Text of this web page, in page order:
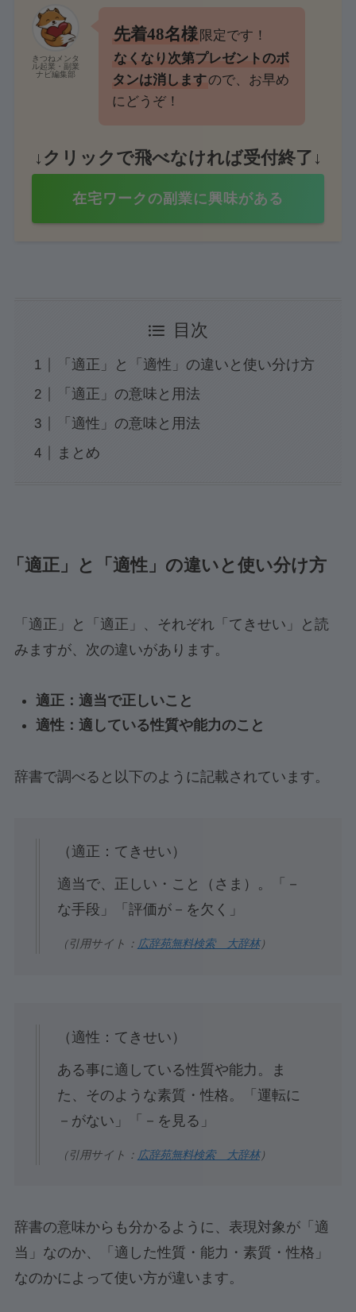
きつねメンタ
ル起業・副業
ナビ編集部
先着48名様 限定です！
なくなり次第プレゼントのボ
タンは消しますので、お早め
にどうぞ！
↓クリックで飛べなければ受付終了↓
在宅ワークの副業に興味がある
目次
「適正」と「適性」の違いと使い分け方
「適正」の意味と用法
「適性」の意味と用法
まとめ
「適正」と「適性」の違いと使い分け方
「適正」と「適正」、それぞれ「てきせい」と読
みますが、次の違いがあります。
適正：適当で正しいこと
適性：適している性質や能力のこと
辞書で調べると以下のように記載されています。
（適正：てきせい）
適当で、正しい・こと（さま）。「－
な手段」「評価が－を欠く」
（引用サイト： 広辞苑無料検索 大辞林）
（適性：てきせい）
ある事に適している性質や能力。ま
た、そのような素質・性格。「運転に
－がない」「－を見る」
（引用サイト： 広辞苑無料検索 大辞林）
辞書の意味からも分かるように、表現対象が「適
当」なのか、「適した性質・能力・素質・性格」
なのかによって使い方が違います。